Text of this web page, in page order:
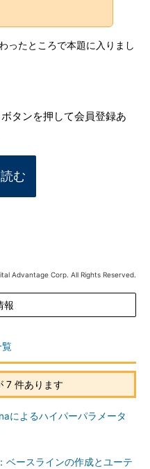
ったところで本題に入りまし
タンを押して会員登録あ
む
Advantage Corp. All Rights Reserved.
報
覧
7 件あります
によるハイパーパラメータ
ベースラインの作成とユーテ